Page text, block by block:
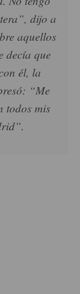
dijo a
aquellos
decía que
él, la
“Me
todos mis